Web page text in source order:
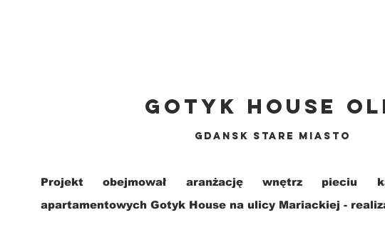
GOTYk HOUSE
GDANSK STARE MIASTO
Projekt obejmował aranżację wnętrz pieciu
apartamentowych Gotyk House na ulicy Mariackiej -